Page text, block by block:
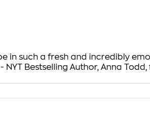
in such a fresh and incredibly
Bestselling Author, Anna